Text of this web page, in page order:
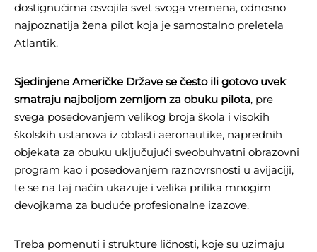
dostignućima osvojila svet svoga vremena, odnosno
najpoznatija žena pilot koja je samostalno preletela
Atlantik.
Sjedinjene Američke Države se često ili gotovo uvek
smatraju najboljom zemljom za obuku pilota, pre
svega posedovanjem velikog broja škola i visokih
školskih ustanova iz oblasti aeronautike, naprednih
objekata za obuku uključujući sveobuhvatni obrazovni
program kao i posedovanjem raznovrsnosti u avijaciji,
te se na taj način ukazuje i velika prilika mnogim
devojkama za buduće profesionalne izazove.
Treba pomenuti i strukture ličnosti, koje su uzimaju